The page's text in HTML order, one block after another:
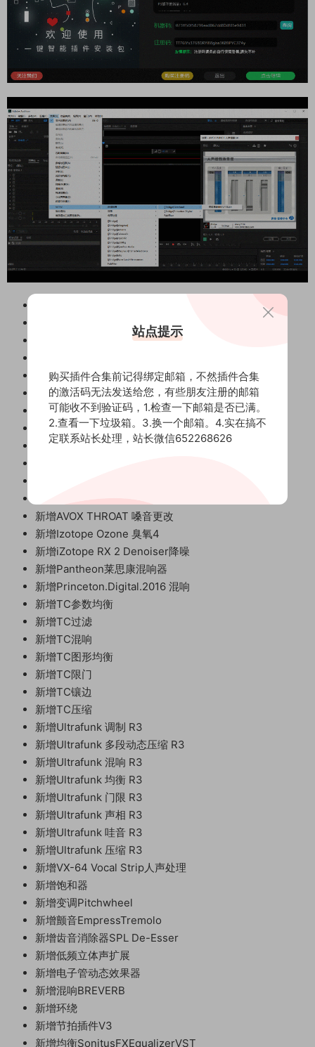
Fabfilter肥波效果器插件
Melodyne V5修音插件
新增Ambience现场混响
新增Antares Harmony Engine 和声
新增AutoTune5音高修正(电音)
新增AutoTune6音高修正(电音)
新增AVOS SIBYL 齿音去除器
新增AVOX THROAT 嗓音更改
新增Izotope Ozone 臭氧4
新增iZotope RX 2 Denoiser降噪
新增Pantheon莱思康混响器
新增Princeton.Digital.2016 混响
新增TC参数均衡
新增TC过滤
新增TC混响
新增TC图形均衡
新增TC限门
新增TC镶边
新增TC压缩
新增Ultrafunk 调制 R3
新增Ultrafunk 多段动态压缩 R3
新增Ultrafunk 混响 R3
新增Ultrafunk 均衡 R3
新增Ultrafunk 门限 R3
新增Ultrafunk 声相 R3
新增Ultrafunk 哇音 R3
新增Ultrafunk 压缩 R3
新增VX-64 Vocal Strip人声处理
新增饱和器
新增变调Pitchwheel
新增颤音EmpressTremolo
新增齿音消除器SPL De-Esser
新增低频立体声扩展
新增电子管动态效果器
新增混响BREVERB
新增环绕
新增节拍插件V3
新增均衡SonitusFXEqualizerVST
站点提示
购买插件合集前记得绑定邮箱，不然插件合集
的激活码无法发送给您，有些朋友注册的邮箱
可能收不到验证码，1.检查一下邮箱是否已满。
2.查看一下垃圾箱。3.换一个邮箱。4.实在搞不
定联系站长处理，站长微信652268626